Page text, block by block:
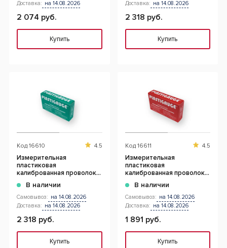
Доставка: на 14.08.2026
2 074 руб.
Купить
Доставка: на 14.08.2026
2 318 руб.
Купить
Код 16610 4.5
Измерительная
пластиковая
калиброванная проволока
)
В наличии
Самовывоз: на 14.08.2026
Доставка: на 14.08.2026
2 318 руб.
Купить
Код 16611 4.5
Измерительная
пластиковая
калиброванная проволока
В наличии
Самовывоз: на 14.08.2026
Доставка: на 14.08.2026
1 891 руб.
Купить